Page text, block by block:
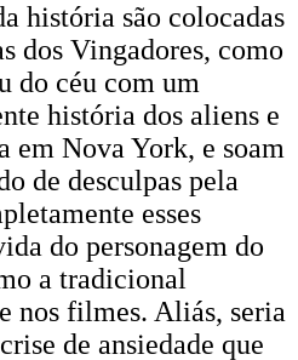
história são colocadas
dos Vingadores, como
do céu com um
história dos aliens e
em Nova York, e soam
de desculpas pela
esses
do personagem do
a tradicional
nos filmes. Aliás, seria
de ansiedade que